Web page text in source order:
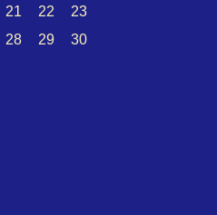
21 22
23
28 29
30